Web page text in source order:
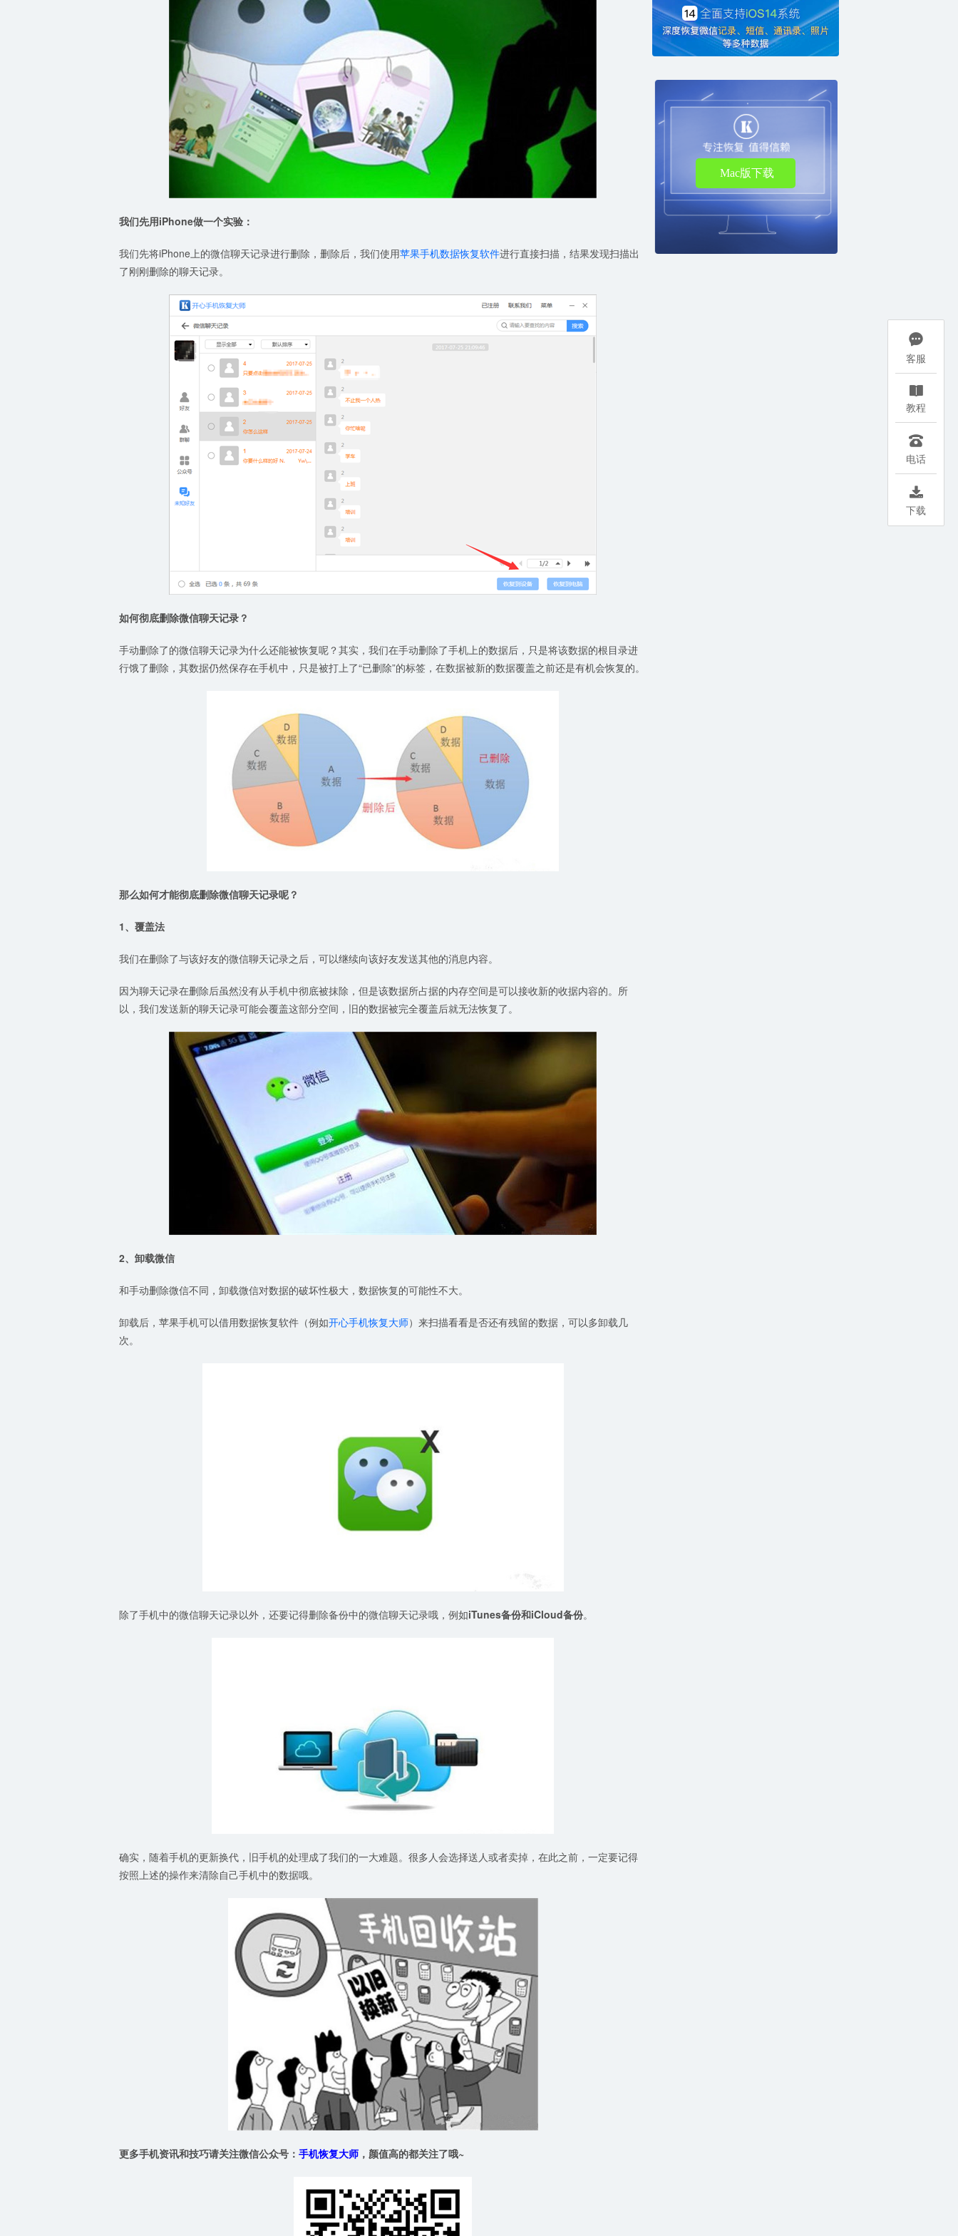
我们先用iPhone做一个实验：
我们先将iPhone上的微信聊天记录进行删除，删除后，我们使用苹果手机数据恢复软件进行直接扫描，结果发现扫描出
了刚刚删除的聊天记录。
如何彻底删除微信聊天记录？
手动删除了的微信聊天记录为什么还能被恢复呢？其实，我们在手动删除了手机上的数据后，只是将该数据的根目录进
行饿了删除，其数据仍然保存在手机中，只是被打上了“已删除”的标签，在数据被新的数据覆盖之前还是有机会恢复的。
那么如何才能彻底删除微信聊天记录呢？
1、覆盖法
我们在删除了与该好友的微信聊天记录之后，可以继续向该好友发送其他的消息内容。
因为聊天记录在删除后虽然没有从手机中彻底被抹除，但是该数据所占据的内存空间是可以接收新的收据内容的。所
以，我们发送新的聊天记录可能会覆盖这部分空间，旧的数据被完全覆盖后就无法恢复了。
2、卸载微信
和手动删除微信不同，卸载微信对数据的破坏性极大，数据恢复的可能性不大。
卸载后，苹果手机可以借用数据恢复软件（例如开心手机恢复大师）来扫描看看是否还有残留的数据，可以多卸载几
次。
除了手机中的微信聊天记录以外，还要记得删除备份中的微信聊天记录哦，例如iTunes备份和iCloud备份。
确实，随着手机的更新换代，旧手机的处理成了我们的一大难题。很多人会选择送人或者卖掉，在此之前，一定要记得
按照上述的操作来清除自己手机中的数据哦。
更多手机资讯和技巧请关注微信公众号： 手机恢复大师 ，颜值高的都关注了哦~
Mac版下载

客服

教程

电话

下载